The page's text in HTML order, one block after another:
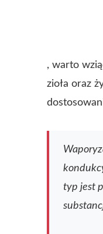
, warto
zioła oraz
typ jest